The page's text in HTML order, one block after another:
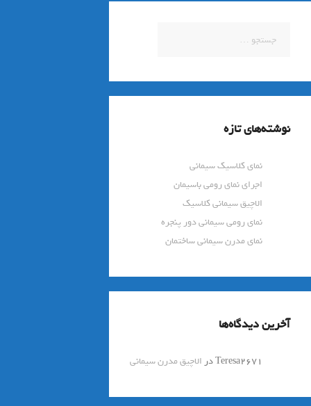
برای:
نوشته‌های تازه
نمای کلاسیک سیمانی
اجرای نمای رومی باسیمان
الاچیق سیمانی کلاسیک
نمای رومی سیمانی دور پنجره
نمای مدرن سیمانی ساختمان
آخرین دیدگاه‌ها
Teresa2671در الاچیق مدرن سیمانی